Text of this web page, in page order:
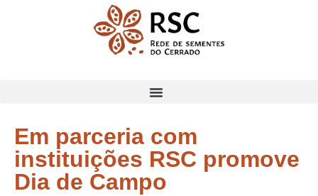
Em parceria com
instituições RSC promove
Dia de Campo